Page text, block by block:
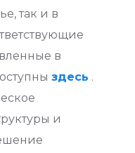
так и в
в
здесь .
и